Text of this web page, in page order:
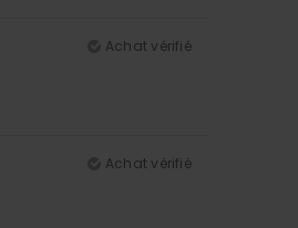
Achat vérifié
Achat vérifié